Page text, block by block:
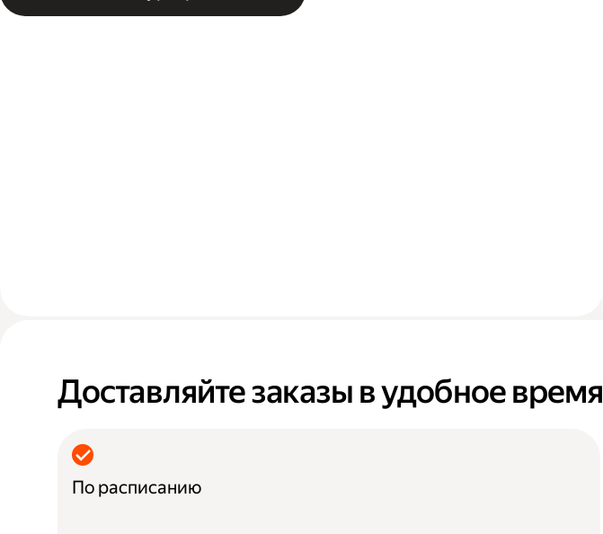
Доставляйте заказы в удобное время
По расписанию